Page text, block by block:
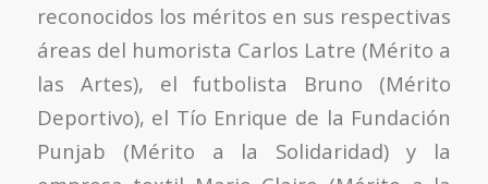
reconocidos los méritos en sus respectivas
áreas del humorista Carlos Latre (Mérito a
las Artes), el futbolista Bruno (Mérito
Deportivo), el Tío Enrique de la Fundación
Punjab (Mérito a la Solidaridad) y la